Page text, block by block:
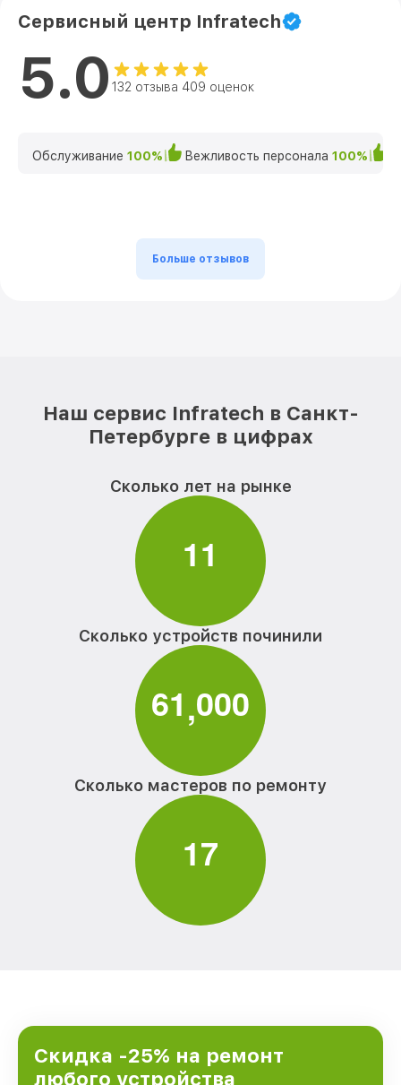
Сервисный центр Infratech
5.0 132 отзыва 409 оценок
Обслуживание 100% Вежливость персонала 100%
Больше отзывов
Наш сервис Infratech в Санкт-
Петербурге в цифрах
Сколько лет на рынке
11
Сколько устройств починили
61,000
Сколько мастеров по ремонту
17
Скидка -25% на ремонт
любого устройства